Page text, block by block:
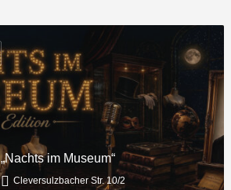
„Nachts im Museum“
Cleversulzbacher Str. 10/2